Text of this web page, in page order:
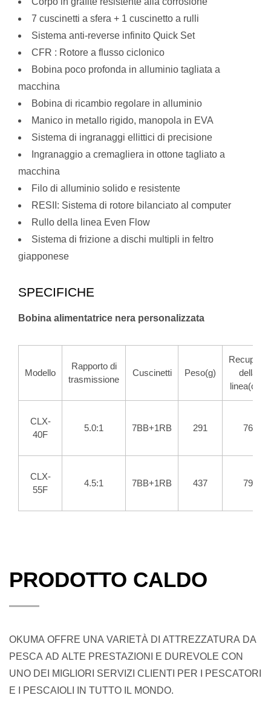
7 cuscinetti a sfera + 1 cuscinetto a rulli
Sistema anti-reverse infinito Quick Set
CFR : Rotore a flusso ciclonico
Bobina poco profonda in alluminio tagliata a
macchina
Bobina di ricambio regolare in alluminio
Manico in metallo rigido, manopola in EVA
Sistema di ingranaggi ellittici di precisione
Ingranaggio a cremagliera in ottone tagliato a
macchina
Filo di alluminio solido e resistente
RESII: Sistema di rotore bilanciato al computer
Rullo della linea Even Flow
Sistema di frizione a dischi multipli in feltro
giapponese
SPECIFICHE
Bobina alimentatrice nera personalizzata
Modello
Rapporto di
trasmissione
Cuscinetti Peso(g)
Recupero
della
linea(cm)
CLX-
40F
5.0:1 7BB+1RB 291 76
CLX-
55F
4.5:1 7BB+1RB 437 79
PRODOTTO CALDO
OKUMA OFFRE UNA VARIETÀ DI ATTREZZATURA DA
PESCA AD ALTE PRESTAZIONI E DUREVOLE CON
UNO DEI MIGLIORI SERVIZI CLIENTI PER I PESCATORI
E I PESCAIOLI IN TUTTO IL MONDO.